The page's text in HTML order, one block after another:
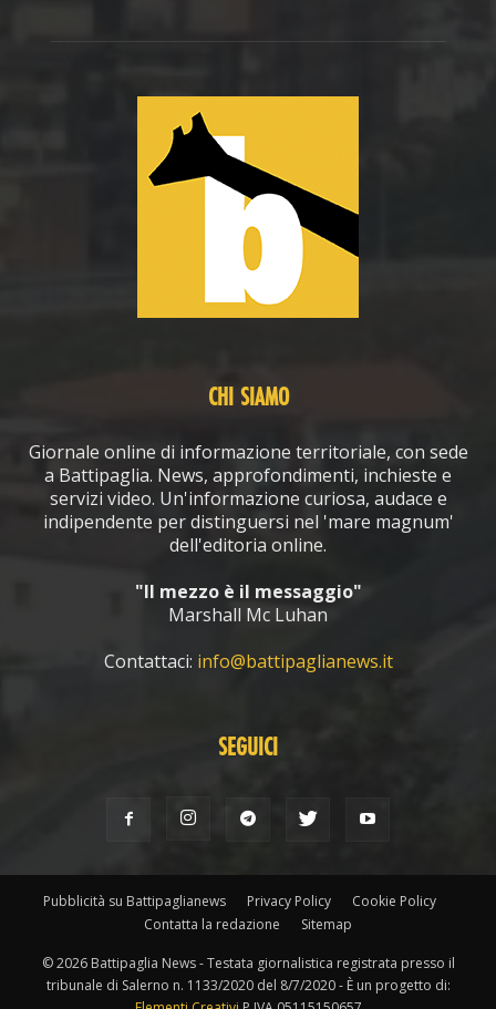
CHI SIAMO
Giornale online di informazione territoriale, con sede
a Battipaglia. News, approfondimenti, inchieste e
servizi video. Un'informazione curiosa, audace e
indipendente per distinguersi nel 'mare magnum'
dell'editoria online.
"Il mezzo è il messaggio"
Marshall Mc Luhan
Contattaci: info@battipaglianews.it
SEGUICI
Pubblicità su Battipaglianews Privacy Policy
Cookie Policy
Contatta la redazione
Sitemap
© 2026 Battipaglia News - Testata giornalistica registrata presso il
tribunale di Salerno n. 1133/2020 del 8/7/2020 - È un progetto di: